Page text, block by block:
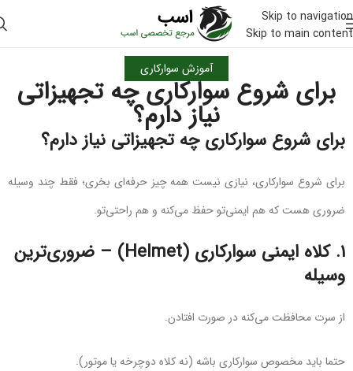
Skip to navigation
Skip to main content
آموزش سوارکاری
برای شروع سوارکاری چه تجهیزاتی
نیاز دارم؟
برای شروع سوارکاری چه تجهیزاتی نیاز دارم؟
برای شروع سوارکاری، نیازی نیست همه چیز حرفه‌ای بخری؛ فقط چند وسیله
ضروری هست که هم ایمنی‌تو حفظ می‌کنه و هم راحتی‌تو.
۱.
کلاه ایمنی سوارکاری (Helmet) – ضروری‌ترین
وسیله
از سرت محافظت می‌کنه در صورت افتادن.
حتما باید مخصوص سوارکاری باشه (نه کلاه دوچرخه یا موتور).